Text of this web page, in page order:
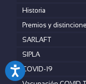
Historia
Premios y
SARLAFT
SIPLA
COVID-19